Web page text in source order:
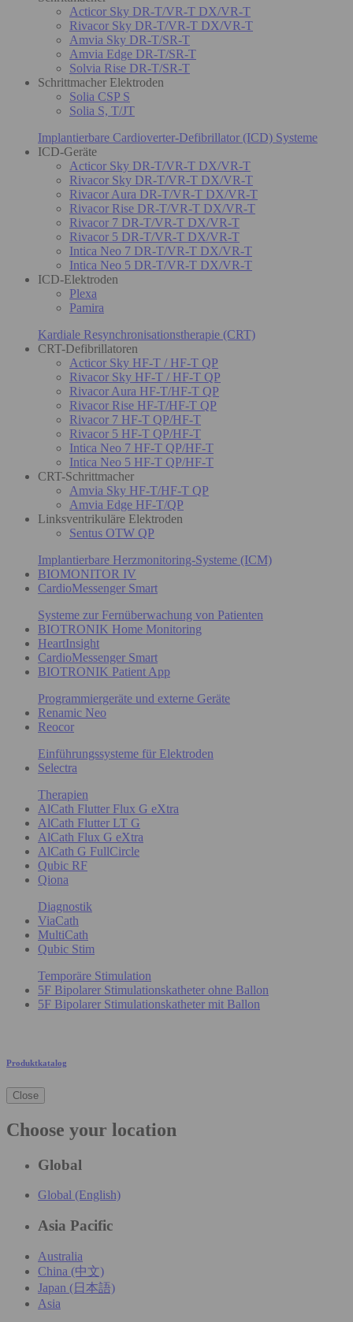
Acticor Sky DR-T/VR-T DX/VR-T
Rivacor Sky DR-T/VR-T DX/VR-T
Amvia Sky DR-T/SR-T
Amvia Edge DR-T/SR-T
Solvia Rise DR-T/SR-T
Schrittmacher Elektroden
Solia CSP S
Solia S, T/JT
Implantierbare Cardioverter-Defibrillator (ICD) Systeme
ICD-Geräte
Acticor Sky DR-T/VR-T DX/VR-T
Rivacor Sky DR-T/VR-T DX/VR-T
Rivacor Aura DR-T/VR-T DX/VR-T
Rivacor Rise DR-T/VR-T DX/VR-T
Rivacor 7 DR-T/VR-T DX/VR-T
Rivacor 5 DR-T/VR-T DX/VR-T
Intica Neo 7 DR-T/VR-T DX/VR-T
Intica Neo 5 DR-T/VR-T DX/VR-T
ICD-Elektroden
Plexa
Pamira
Kardiale Resynchronisationstherapie (CRT)
CRT-Defibrillatoren
Acticor Sky HF-T / HF-T QP
Rivacor Sky HF-T / HF-T QP
Rivacor Aura HF-T/HF-T QP
Rivacor Rise HF-T/HF-T QP
Rivacor 7 HF-T QP/HF-T
Rivacor 5 HF-T QP/HF-T
Intica Neo 7 HF-T QP/HF-T
Intica Neo 5 HF-T QP/HF-T
CRT-Schrittmacher
Amvia Sky HF-T/HF-T QP
Amvia Edge HF-T/QP
Linksventrikuläre Elektroden
Sentus OTW QP
Implantierbare Herzmonitoring-Systeme (ICM)
BIOMONITOR IV
CardioMessenger Smart
Systeme zur Fernüberwachung von Patienten
BIOTRONIK Home Monitoring
HeartInsight
CardioMessenger Smart
BIOTRONIK Patient App
Programmiergeräte und externe Geräte
Renamic Neo
Reocor
Einführungssysteme für Elektroden
Selectra
Therapien
AlCath Flutter Flux G eXtra
AlCath Flutter LT G
AlCath Flux G eXtra
AlCath G FullCircle
Qubic RF
Qiona
Diagnostik
ViaCath
MultiCath
Qubic Stim
Temporäre Stimulation
5F Bipolarer Stimulationskatheter ohne Ballon
5F Bipolarer Stimulationskatheter mit Ballon
Produktkatalog
Close
Choose your location
Global
Global (English)
Asia Pacific
Australia
China (中文)
Japan (日本語)
Asia